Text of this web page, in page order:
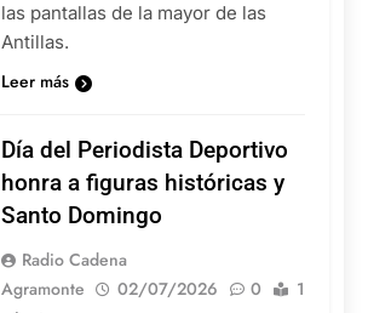
las pantallas de la mayor de las
Antillas.
Leer más
Día del Periodista Deportivo
honra a figuras históricas y
Santo Domingo
Radio Cadena
Agramonte
02/07/2026 0
1